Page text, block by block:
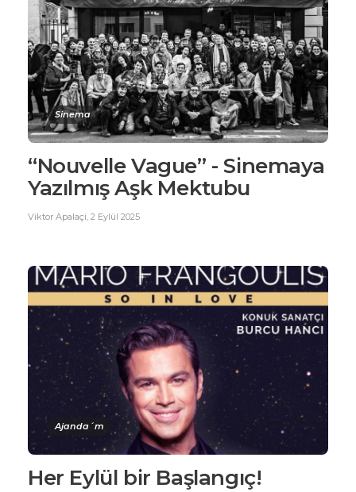
Sinema
“Nouvelle Vague” - Sinemaya
Yazılmış Aşk Mektubu
Viktor Apalaçi, 2 Eylül 2025
Ajanda´m
Her Eylül bir Başlangıç!